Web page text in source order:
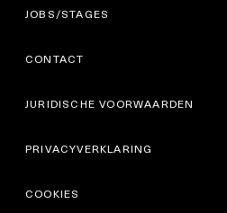
JOBS/STAGES
CONTACT
JURIDISCHE VOORWAARDEN
PRIVACYVERKLARING
COOKIES